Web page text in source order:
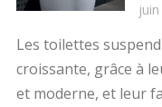
Les toilettes
croissante, grâce à
et moderne, et leur